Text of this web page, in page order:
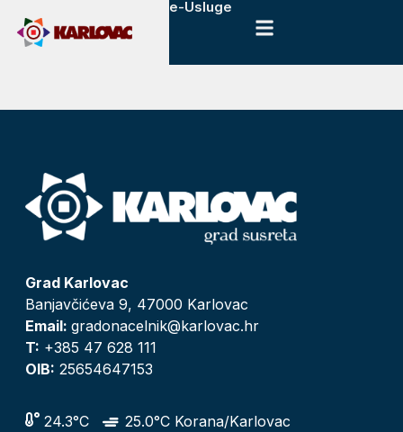
e-Usluge
Grad Karlovac
Banjavčićeva 9, 47000 Karlovac
Email: gradonacelnik@karlovac.hr
T: +385 47 628 111
OIB: 25654647153
24.3°C
25.0°C Korana/Karlovac